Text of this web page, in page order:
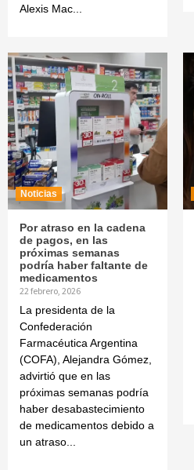
Alexis Mac...
Noticias
Por atraso en la cadena
de pagos, en las
próximas semanas
podría haber faltante de
medicamentos
22 febrero, 2026
La presidenta de la
Confederación
Farmacéutica Argentina
(COFA), Alejandra Gómez,
advirtió que en las
próximas semanas podría
haber desabastecimiento
de medicamentos debido a
un atraso...